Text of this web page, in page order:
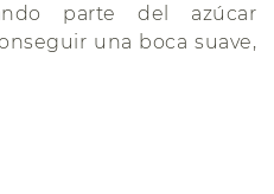
parte del azúcar
una boca suave,